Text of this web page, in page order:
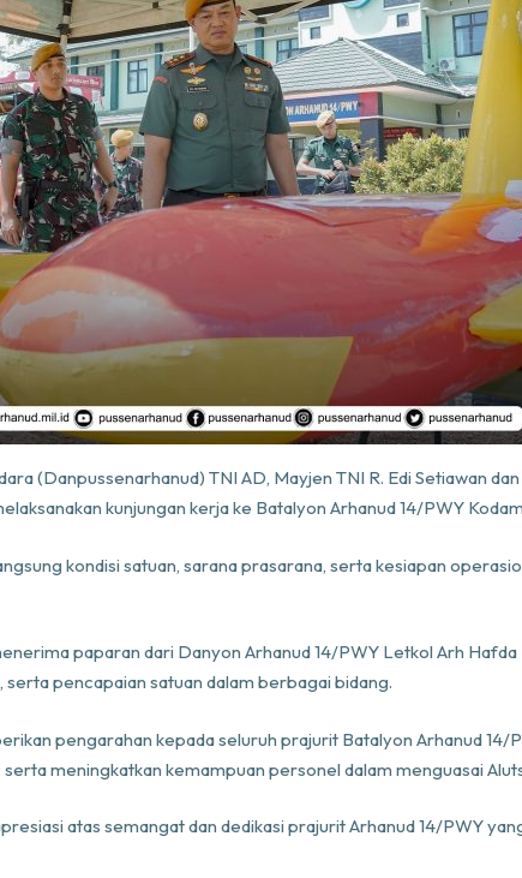
(Danpussenarhanud) TNI AD, Mayjen TNI R. Edi Setiawan
kunjungan kerja ke Batalyon Arhanud 14/PWY
kondisi satuan, sarana prasarana, serta kesiapan
paparan dari Danyon Arhanud 14/PWY Letkol Arh Hafda
pencapaian satuan dalam berbagai bidang.
pengarahan kepada seluruh prajurit Batalyon Arhanud 14/
meningkatkan kemampuan personel dalam menguasai
atas semangat dan dedikasi prajurit Arhanud 14/PWY